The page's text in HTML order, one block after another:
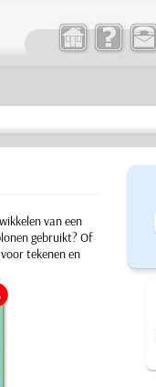
van een
gebruikt? Of
tekenen en